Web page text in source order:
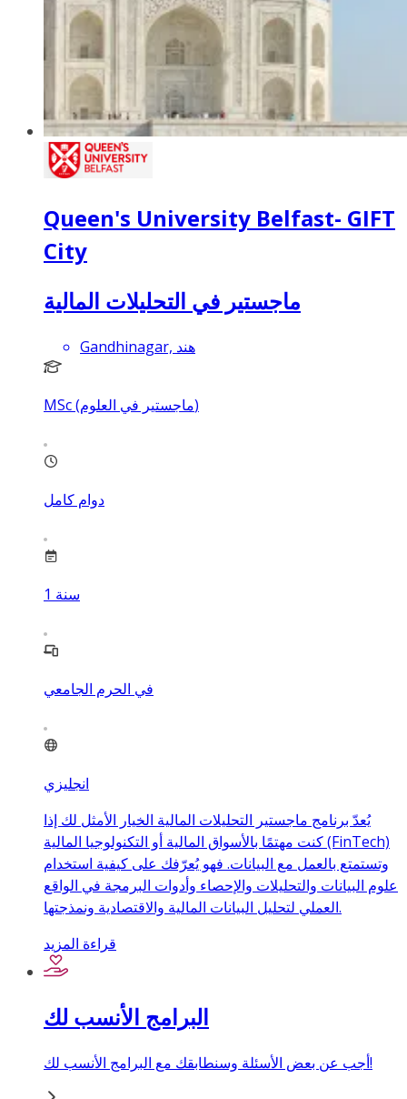
Queen's University Belfast- GIFT
City
ماجستير في التحليلات المالية
Gandhinagar, هند
MSc (ماجستير في العلوم)
دوام كامل
1 سنة
في الحرم الجامعي
انجليزي
يُعدّ برنامج ماجستير التحليلات المالية الخيار الأمثل لك إذا
كنت مهتمًا بالأسواق المالية أو التكنولوجيا المالية (FinTech)
وتستمتع بالعمل مع البيانات. فهو يُعرّفك على كيفية استخدام
علوم البيانات والتحليلات والإحصاء وأدوات البرمجة في الواقع
العملي لتحليل البيانات المالية والاقتصادية ونمذجتها.
قراءة المزيد
البرامج الأنسب لك
أجب عن بعض الأسئلة وسنطابقك مع البرامج الأنسب لك!